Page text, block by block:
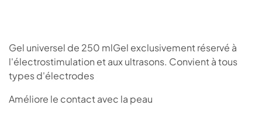
Gel universel de 250 mlGel exclusivement réservé à
l'électrostimulation et aux ultrasons. Convient à tous
types d'électrodes
Améliore le contact avec la peau